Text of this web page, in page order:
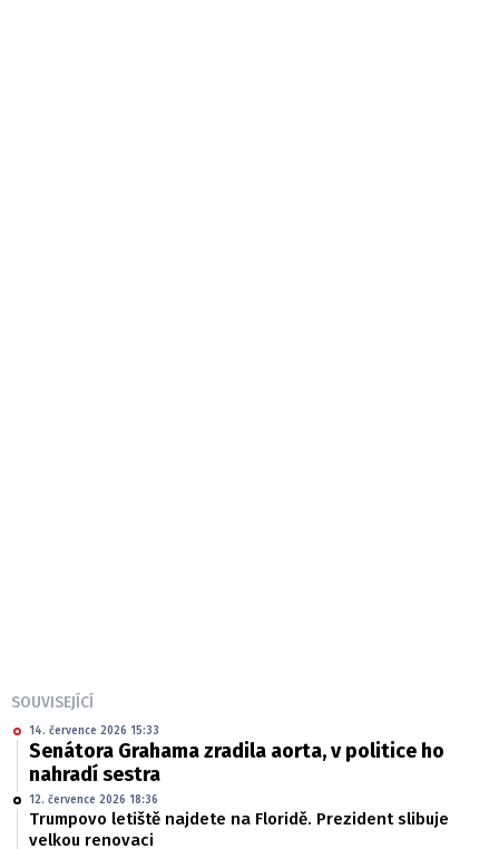
SOUVISEJÍCÍ
14. července 2026 15:33
Senátora Grahama zradila aorta, v politice ho
nahradí sestra
12. července 2026 18:36
Trumpovo letiště najdete na Floridě. Prezident slibuje
velkou renovaci